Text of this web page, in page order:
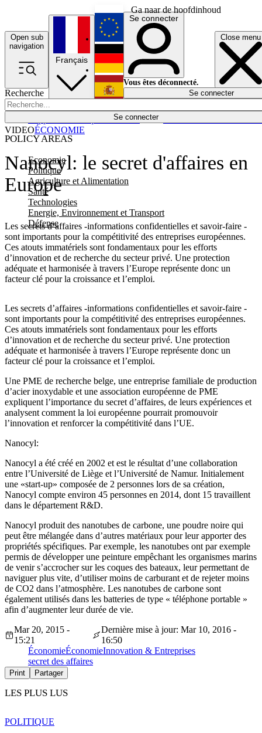
Ga naar de hoofdinhoud
Open sub
navigation
Close menu
Recherche
Se connecter
POLICY AREAS
Economie
Politique
Agriculture et Alimentation
Santé
Technologies
Energie, Environnement et Transport
Défense
Économie
Français
English
Deutsch
Español
Se connecter
Vous êtes déconnecté.
Se connecter
Nanocyl: le secret d'affaires en
Europe
Les secrets d’affaires -informations confidentielles et savoir-faire -
sont importants pour la compétitivité des entreprises européennes.
Ces atouts immatériels sont fondamentaux pour les efforts
d’innovation et de recherche du secteur privé. Une protection
adéquate et harmonisée à travers l’Europe représente donc un
facteur clé pour la croissance et l’emploi.
VIDEOÉCONOMIE
Les secrets d’affaires -informations confidentielles et savoir-faire -
sont importants pour la compétitivité des entreprises européennes.
Ces atouts immatériels sont fondamentaux pour les efforts
d’innovation et de recherche du secteur privé. Une protection
adéquate et harmonisée à travers l’Europe représente donc un
facteur clé pour la croissance et l’emploi.
Une PME de recherche belge, une entreprise familiale de production
d’acier inoxydable et une association européenne de PME
expliquent l’importance du secret d’affaires, de leurs expériences et
analysent comment la loi européenne pourrait promouvoir
l’innovation et renforcer la compétitivité dans l’UE.
Nanocyl:
Nanocyl a été créé en 2002 et est le résultat d’une collaboration
entre l’Université de Liège et l’Université de Namur. Initialement
une «start-up» composée de 2 personnes lors de sa création,
Nanocyl compte environ 45 personnes en 2014, dont 15 travaillent
dans le département R&D.
Nanocyl produit des nanotubes de carbone, une poudre noire qui
peut être mélangée dans d’autres matériaux pour leur apporter des
propriétés spécifiques. Par exemple, les nanotubes ont par exemple
permis de développer une peinture empêchant les organismes marins
de venir s’accrocher sur les coques des bateaux, leur permettant de
naviguer plus vite, d’utiliser moins de carburant et de rejeter moins
de CO2 dans l’atmosphère. Les nanotubes de carbone sont
également utilisés dans les batteries de type « téléphone portable »
afin d’augmenter leur durée de vie.
Mar 20, 2015 -
15:21
Dernière mise à jour: Mar 10, 2016 -
16:50
ÉconomieÉconomieInnovation & Entreprises
secret des affaires
Print Partager
LES PLUS LUS
POLITIQUE